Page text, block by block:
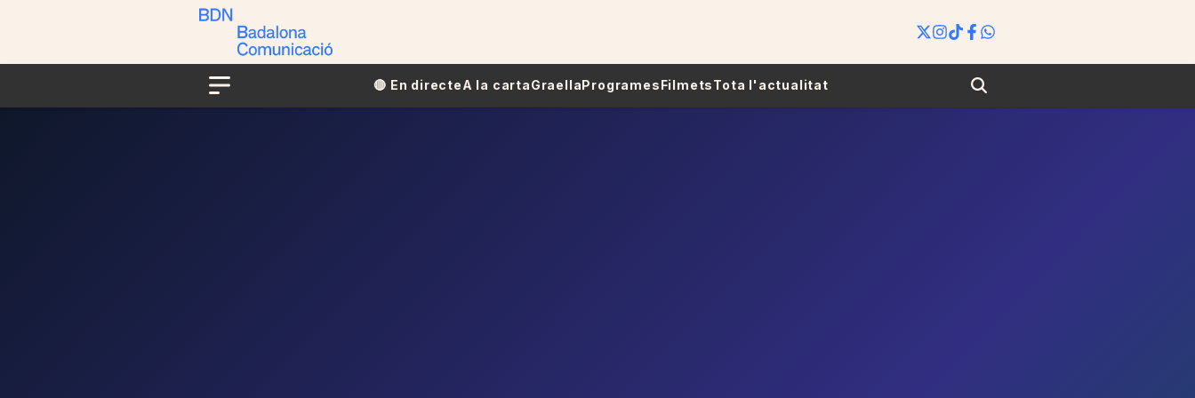
Menu
🔴​​ En directeA la cartaGraellaProgramesFilmetsTota l'actualitat Search